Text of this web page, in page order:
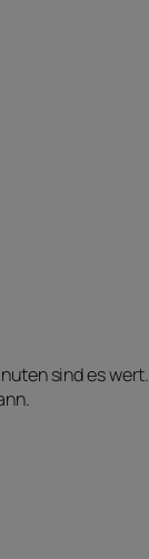
sind es wert.